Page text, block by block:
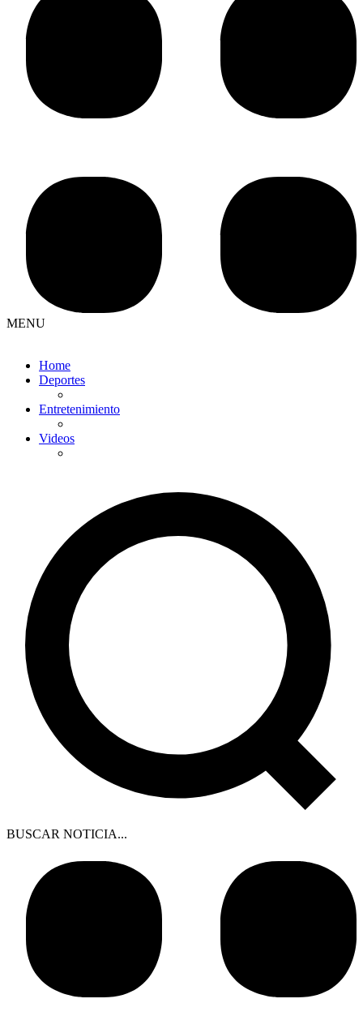
MENU
Home
Deportes
Entretenimiento
Videos
BUSCAR NOTICIA...